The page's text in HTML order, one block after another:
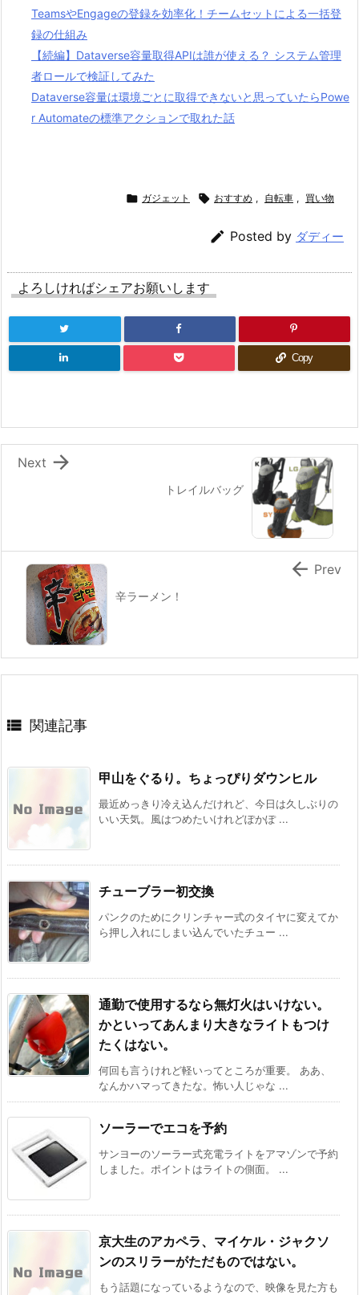
TeamsやEngageの登録を効率化！チームセットによる一括登
録の仕組み
【続編】Dataverse容量取得APIは誰が使える？ システム管理
者ロールで検証してみた
Dataverse容量は環境ごとに取得できないと思っていたらPowe
r Automateの標準アクションで取れた話
 ガジェット  おすすめ , 自転車 , 買い物
 Posted by ダディー
よろしければシェアお願いします
Copy
トレイルバッグ

Next
辛ラーメン！
 Prev
 関連記事
甲山をぐるり。ちょっぴりダウンヒル
最近めっきり冷え込んだけれど、今日は久しぶりの
いい天気。風はつめたいけれどぽかぽ ...
チューブラー初交換
パンクのためにクリンチャー式のタイヤに変えてか
ら押し入れにしまい込んでいたチュー ...
通勤で使用するなら無灯火はいけない。
かといってあんまり大きなライトもつけ
たくはない。
何回も言うけれど軽いってところが重要。 ああ、
なんかハマってきたな。怖い人じゃな ...
ソーラーでエコを予約
サンヨーのソーラー式充電ライトをアマゾンで予約
しました。ポイントはライトの側面。 ...
京大生のアカペラ、マイケル・ジャクソ
ンのスリラーがただものではない。
もう話題になっているようなので、映像を見た方も